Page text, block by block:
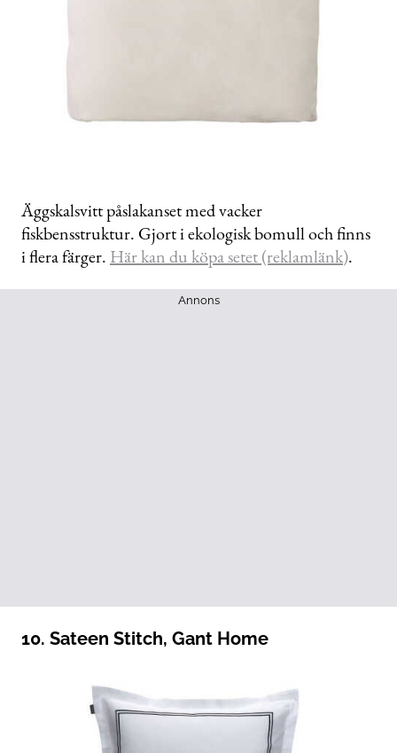
Äggskalsvitt påslakanset med vacker
fiskbensstruktur. Gjort i ekologisk bomull och finns
i flera färger. Här kan du köpa setet (reklamlänk).
Annons
10. Sateen Stitch, Gant Home